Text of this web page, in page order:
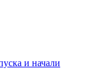
и начали